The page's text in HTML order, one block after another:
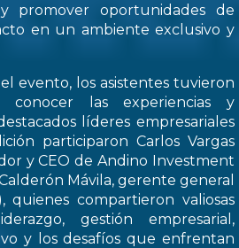
promover oportunidades de
en un ambiente exclusivo y
evento, los asistentes tuvieron
las experiencias y
líderes empresariales
participaron Carlos Vargas
y CEO de Andino Investment
Mávila, gerente general
quienes compartieron valiosas
gestión empresarial,
y los desafíos que enfrentan